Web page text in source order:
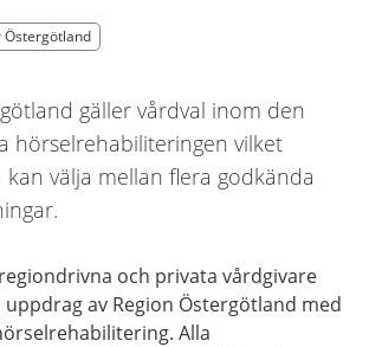
Östergötland
gäller vårdval inom den
hörselrehabiliteringen vilket
välja mellan flera godkända
och privata vårdgivare
av Region Östergötland med
Alla